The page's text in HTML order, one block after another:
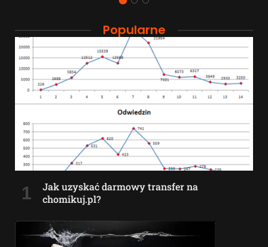
Popularne
Jak uzyskać darmowy transfer na
chomikuj.pl?